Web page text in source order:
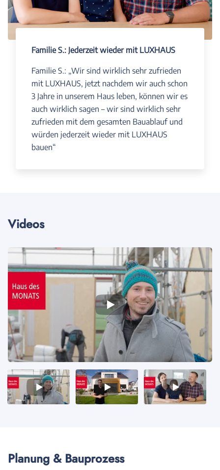
Familie S.: Jederzeit wieder mit LUXHAUS
Familie S.: „Wir sind wirklich sehr zufrieden
mit LUXHAUS, jetzt nachdem wir auch schon
3 Jahre in unserem Haus leben, können wir es
auch wirklich sagen – wir sind wirklich sehr
zufrieden mit dem gesamten Bauablauf und
würden jederzeit wieder mit LUXHAUS
bauen“
Videos
Video
Video
2
Video
3
Planung & Bauprozess